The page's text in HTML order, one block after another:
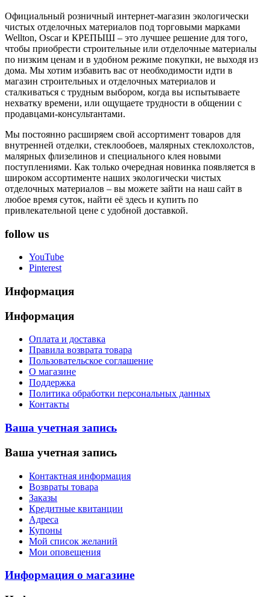
Официальный розничный интернет-магазин экологически
чистых отделочных материалов под торговыми марками
Wellton, Oscar и КРЕПЫШ – это лучшее решение для того,
чтобы приобрести строительные или отделочные материалы
по низким ценам и в удобном режиме покупки, не выходя из
дома. Мы хотим избавить вас от необходимости идти в
магазин строительных и отделочных материалов и
сталкиваться с трудным выбором, когда вы испытываете
нехватку времени, или ощущаете трудности в общении с
продавцами-консультантами.
Мы постоянно расширяем свой ассортимент товаров для
внутренней отделки, стеклообоев, малярных стеклохолстов,
малярных флизелинов и специального клея новыми
поступлениями. Как только очередная новинка появляется в
широком ассортименте наших экологически чистых
отделочных материалов – вы можете зайти на наш сайт в
любое время суток, найти её здесь и купить по
привлекательной цене с удобной доставкой.
follow us
YouTube
Pinterest
Информация
Информация
Оплата и доставка
Правила возврата товара
Пользовательское соглашение
О магазине
Поддержка
Политика обработки персональных данных
Контакты
Ваша учетная запись
Ваша учетная запись
Контактная информация
Возвраты товара
Заказы
Кредитные квитанции
Адреса
Купоны
Мой список желаний
Мои оповещения
Информация о магазине